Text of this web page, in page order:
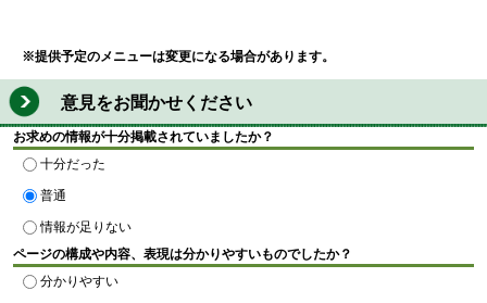
※提供予定のメニューは変更になる場合があります。
意見をお聞かせください
お求めの情報が十分掲載されていましたか？
十分だった
普通
情報が足りない
ページの構成や内容、表現は分かりやすいものでしたか？
分かりやすい